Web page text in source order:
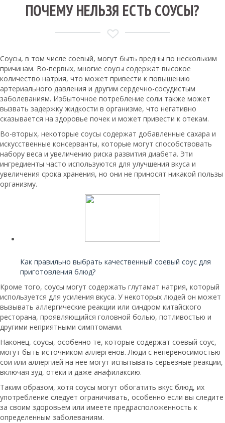
ПОЧЕМУ НЕЛЬЗЯ ЕСТЬ СОУСЫ?
Соусы, в том числе соевый, могут быть вредны по нескольким
причинам. Во-первых, многие соусы содержат высокое
количество натрия, что может привести к повышению
артериального давления и другим сердечно-сосудистым
заболеваниям. Избыточное потребление соли также может
вызвать задержку жидкости в организме, что негативно
сказывается на здоровье почек и может привести к отекам.
Во-вторых, некоторые соусы содержат добавленные сахара и
искусственные консерванты, которые могут способствовать
набору веса и увеличению риска развития диабета. Эти
ингредиенты часто используются для улучшения вкуса и
увеличения срока хранения, но они не приносят никакой пользы
организму.
Как правильно выбрать качественный соевый соус для
приготовления блюд?
Кроме того, соусы могут содержать глутамат натрия, который
используется для усиления вкуса. У некоторых людей он может
вызывать аллергические реакции или синдром китайского
ресторана, проявляющийся головной болью, потливостью и
другими неприятными симптомами.
Наконец, соусы, особенно те, которые содержат соевый соус,
могут быть источником аллергенов. Люди с непереносимостью
сои или аллергией на нее могут испытывать серьезные реакции,
включая зуд, отеки и даже анафилаксию.
Таким образом, хотя соусы могут обогатить вкус блюд, их
употребление следует ограничивать, особенно если вы следите
за своим здоровьем или имеете предрасположенность к
определенным заболеваниям.